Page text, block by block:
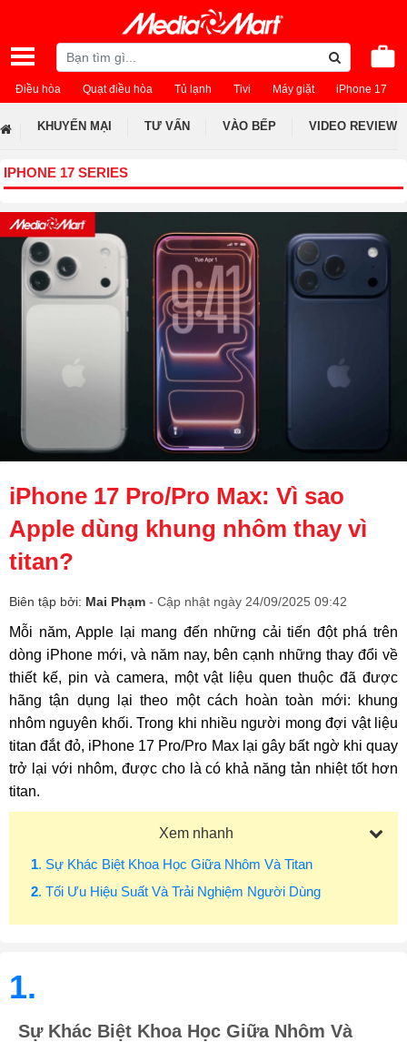
Điều hòa Quạt điều hòa Tủ lạnh Tivi Máy giặt iPhone 17
KHUYẾN MẠI TƯ VẤN VÀO BẾP VIDEO REVIEW
IPHONE 17 SERIES
iPhone 17 Pro/Pro Max: Vì sao
Apple dùng khung nhôm thay vì
titan?
Biên tập bởi: Mai Phạm - Cập nhật ngày 24/09/2025 09:42
Mỗi năm, Apple lại mang đến những cải tiến đột phá trên
dòng iPhone mới, và năm nay, bên cạnh những thay đổi về
thiết kế, pin và camera, một vật liệu quen thuộc đã được
hãng tận dụng lại theo một cách hoàn toàn mới: khung
nhôm nguyên khối. Trong khi nhiều người mong đợi vật liệu
titan đắt đỏ, iPhone 17 Pro/Pro Max lại gây bất ngờ khi quay
trở lại với nhôm, được cho là có khả năng tản nhiệt tốt hơn
titan.
Xem nhanh
1. Sự Khác Biệt Khoa Học Giữa Nhôm Và Titan
2. Tối Ưu Hiệu Suất Và Trải Nghiệm Người Dùng
1.
Sự Khác Biệt Khoa Học Giữa Nhôm Và